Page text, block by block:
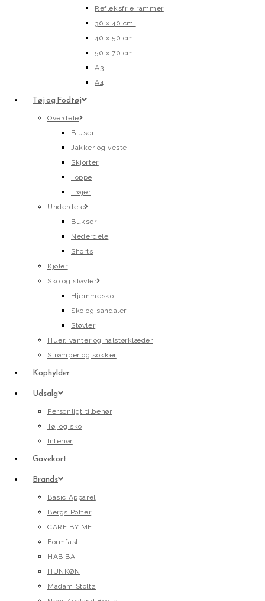
Refleksfrie rammer
30 x 40 cm.
40 x 50 cm
50 x 70 cm
A3
A4
Tøj og Fodtøj
Overdele
Bluser
Jakker og veste
Skjorter
Toppe
Trøjer
Underdele
Bukser
Nederdele
Shorts
Kjoler
Sko og støvler
Hjemmesko
Sko og sandaler
Støvler
Huer, vanter og halstørklæder
Strømper og sokker
Kophylder
Udsalg
Personligt tilbehør
Tøj og sko
Interiør
Gavekort
Brands
Basic Apparel
Bergs Potter
CARE BY ME
Formfast
HABIBA
HUNKØN
Madam Stoltz